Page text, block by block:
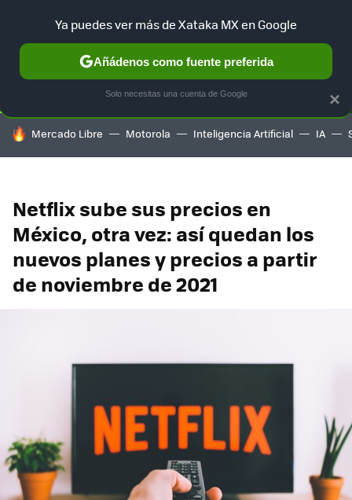
SELECCIÓN GAMING HOME AUTO TERRITORIO
HOY SE HABLA DE
Mercado Libre Motorola Inteligencia Artificial IA
Netflix sube sus precios en
México, otra vez: así quedan los
nuevos planes y precios a partir
de noviembre de 2021
×
Ya puedes ver más de Xataka MX en Google
Añádenos como fuente preferida
Solo necesitas una cuenta de Google